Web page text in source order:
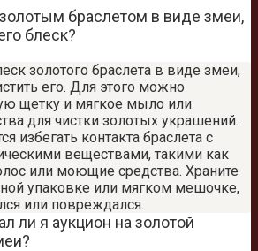
браслетом в виде змеи,
блеск?
золотого браслета в виде змеи,
его. Для этого можно
щетку и мягкое мыло или
для чистки золотых украшений.
избегать контакта браслета с
веществами, такими как
или моющие средства. Храните
упаковке или мягком мешочке,
или повреждался.
ли я аукцион на золотой